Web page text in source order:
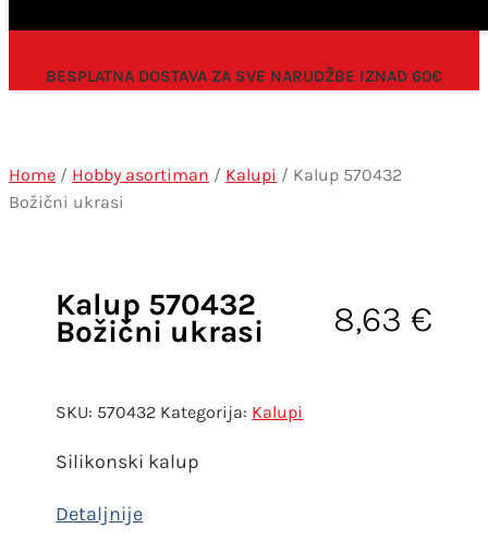
BESPLATNA DOSTAVA ZA SVE NARUDŽBE IZNAD 60€
Home / Hobby asortiman / Kalupi / Kalup 570432
Božični ukrasi
Kalup 570432
Božični ukrasi 8,63 €
SKU: 570432 Kategorija: Kalupi
Silikonski kalup